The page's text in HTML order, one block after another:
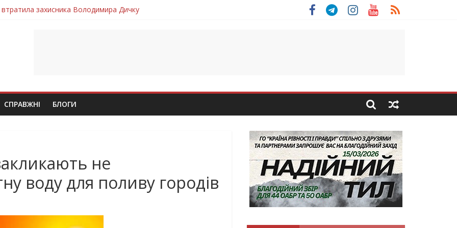
захисника Володимира Дичку
молодий захисник Дмитро Березко з Тернопільщини
захисника Володимира Вельму
молодого захисника Андрія Іскоростенського
СПРАВЖНІ БЛОГИ
не
воду для поливу городів